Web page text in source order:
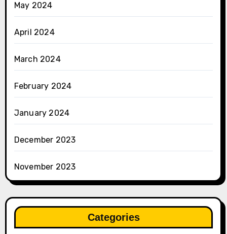
May 2024
April 2024
March 2024
February 2024
January 2024
December 2023
November 2023
Categories